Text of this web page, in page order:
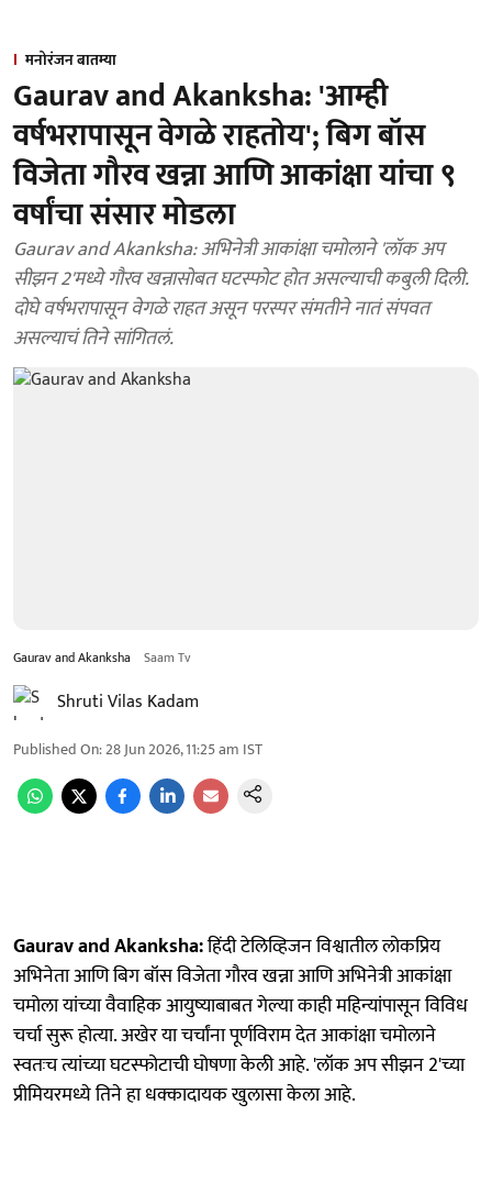
मनोरंजन बातम्या
Gaurav and Akanksha: 'आम्ही
वर्षभरापासून वेगळे राहतोय'; बिग बॉस
विजेता गौरव खन्ना आणि आकांक्षा यांचा ९
वर्षांचा संसार मोडला
Gaurav and Akanksha: अभिनेत्री आकांक्षा चमोलाने 'लॉक अप
सीझन 2'मध्ये गौरव खन्नासोबत घटस्फोट होत असल्याची कबुली दिली.
दोघे वर्षभरापासून वेगळे राहत असून परस्पर संमतीने नातं संपवत
असल्याचं तिने सांगितलं.
Gaurav and Akanksha Saam Tv
Shruti Vilas Kadam
Published On:28 Jun 2026, 11:25 am IST
Gaurav and Akanksha:हिंदी टेलिव्हिजन विश्वातील लोकप्रिय
अभिनेता आणि बिग बॉस विजेता गौरव खन्ना आणि अभिनेत्री आकांक्षा
चमोला यांच्या वैवाहिक आयुष्याबाबत गेल्या काही महिन्यांपासून विविध
चर्चा सुरू होत्या. अखेर या चर्चांना पूर्णविराम देत आकांक्षा चमोलाने
स्वतःच त्यांच्या घटस्फोटाची घोषणा केली आहे. 'लॉक अप सीझन 2'च्या
प्रीमियरमध्ये तिने हा धक्कादायक खुलासा केला आहे.